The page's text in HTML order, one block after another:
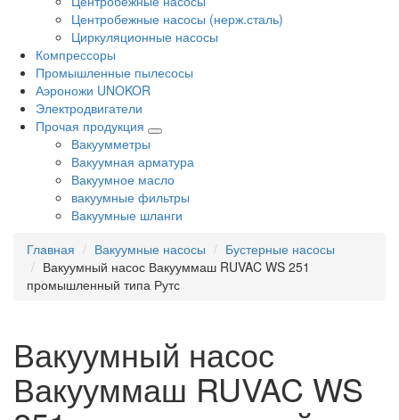
Центробежные насосы (нерж.сталь)
Циркуляционные насосы
Компрессоры
Промышленные пылесосы
Аэроножи UNOKOR
Электродвигатели
Прочая продукция
Вакуумметры
Вакуумная арматура
Вакуумное масло
вакуумные фильтры
Вакуумные шланги
Главная
Вакуумные насосы
Бустерные насосы
Вакуумный насос Вакууммаш RUVAC WS 251
промышленный типа Рутс
Вакуумный насос
Вакууммаш RUVAC WS